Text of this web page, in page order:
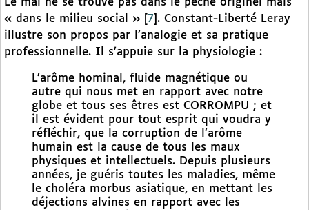
Le mal ne se trouve pas dans le pêché originel mais
« dans le milieu social »
7 . Constant-Liberté Leray
illustre son propos par l’analogie et sa pratique
professionnelle. Il s’appuie sur la physiologie :
L’arôme hominal, fluide magnétique ou
autre qui nous met en rapport avec notre
globe et tous ses êtres est CORROMPU ; et
il est évident pour tout esprit qui voudra y
réfléchir, que la corruption de l’arôme
humain est la cause de tous les maux
physiques et intellectuels. Depuis plusieurs
années, je guéris toutes les maladies, même
le choléra morbus asiatique, en mettant les
déjections alvines en rapport avec les